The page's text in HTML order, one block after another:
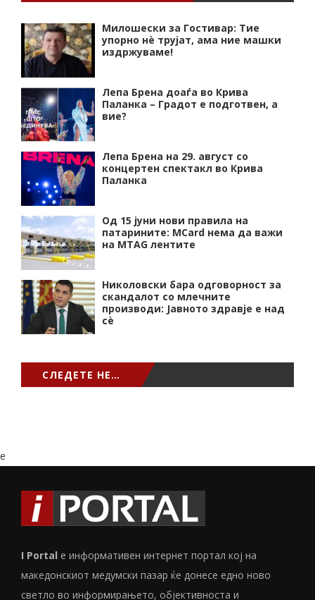
Милошески за Гостивар: Тие
упорно нѐ трујат, ама ние машки
издржуваме!
Лепа Брена доаѓа во Крива
Паланка – Градот е подготвен, а
вие?
Лепа Брена на 29. август со
концертен спектакл во Крива
Паланка
Од 15 јуни нови правила на
патарините: MCard нема да важи
на MTAG лентите
Николовски бара одговорност за
скандалот со млечните
производи: Јавното здравје е над
сѐ
СЛЕДЕТЕ НЕ…
e
I Portal е информативен интернет портал кој на
македонскиот медумски пазар ќе донесе едно ново
светло во информирањето, објективноста и